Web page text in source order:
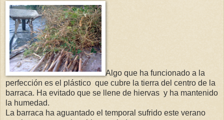
Algo que ha funcionado a la
perfección es el plástico que cubre la tierra del centro de la
barraca. Ha evitado que se llene de hiervas y ha mantenido
la humedad.
La barraca ha aguantado el temporal sufrido este verano